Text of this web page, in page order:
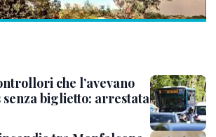
che l’avevano
senza biglietto: arrestata